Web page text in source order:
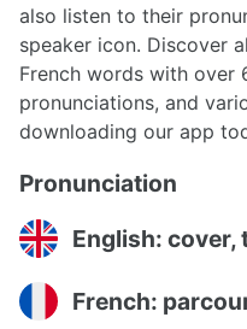
also listen to their
speaker icon. Discover
French words with over
pronunciations, and
downloading our app
Pronunciation
English: cover,
French: